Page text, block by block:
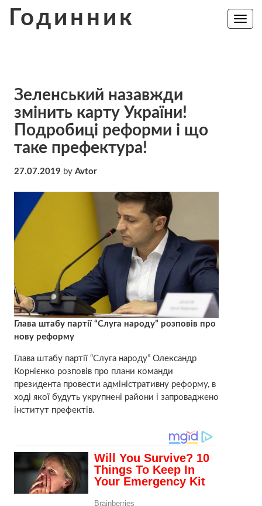
Годинник
Toggle
Зеленський назавжди
змінить карту України!
Подробиці реформи і що
таке префектура!
27.07.2019 by Avtor
Глава штабу партії “Слуга народу” розповів про
нову реформу
Глава штабу партії “Слуга народу” Олександр
Корнієнко розповів про плани команди
президента провести адміністративну реформу, в
ході якої будуть укрупнені райони і запроваджено
інститут префектів.